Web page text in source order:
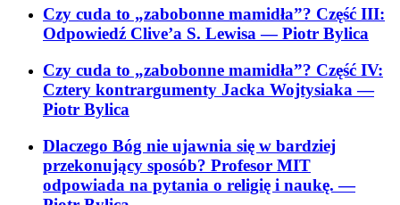
Czy cuda to „zabobonne mamidła”? Część III:
Odpowiedź Clive’a S. Lewisa— Piotr Bylica
Czy cuda to „zabobonne mamidła”? Część IV:
Cztery kontrargumenty Jacka Wojtysiaka—
Piotr Bylica
Dlaczego Bóg nie ujawnia się w bardziej
przekonujący sposób? Profesor MIT
odpowiada na pytania o religię i naukę.—